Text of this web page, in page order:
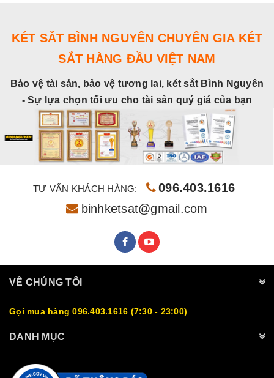
KÉT SẮT BÌNH NGUYÊN CHUYÊN GIA KÉT
SẮT HÀNG ĐẦU VIỆT NAM
Bảo vệ tài sản, bảo vệ tương lai, két sắt Bình Nguyên
- Sự lựa chọn tối ưu cho tài sản quý giá của bạn
TƯ VẤN KHÁCH HÀNG:
096.403.1616
binhketsat@gmail.com
VỀ CHÚNG TÔI
Gọi mua hàng 096.403.1616 (7:30 - 23:00)
DANH MỤC